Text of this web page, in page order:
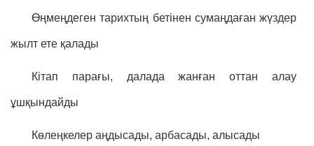
Өңмеңдеген тарихтың бетінен сумаңдаған жүздер
жылт ете қалады
Кітап парағы, далада жанған оттан алау
ұшқындайды
Көлеңкелер аңдысады, арбасады, алысады